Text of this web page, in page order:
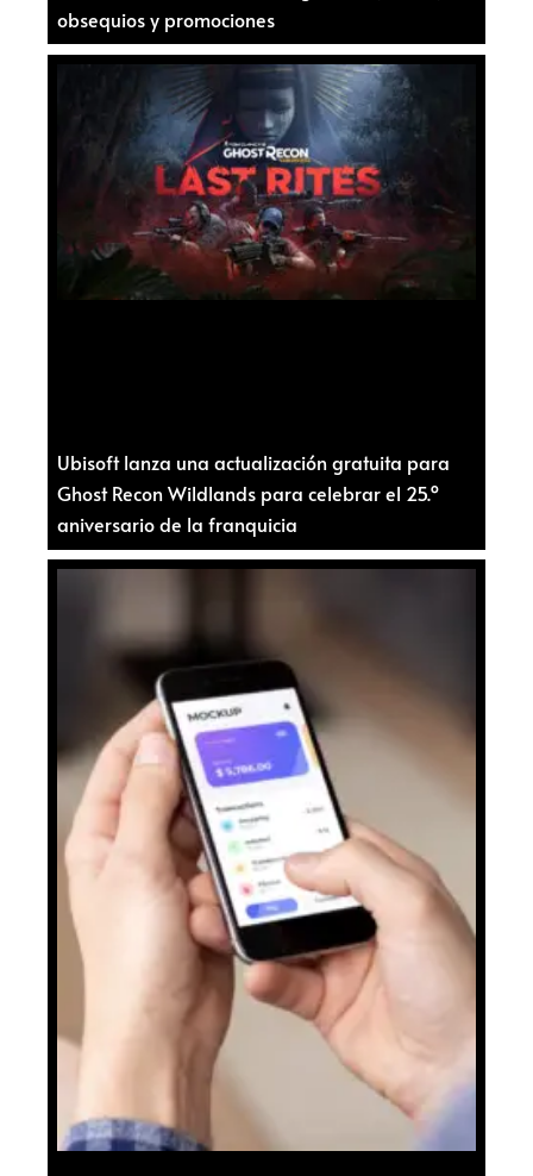
obsequios y promociones
Ubisoft lanza una actualización gratuita para
Ghost Recon Wildlands para celebrar el 25.º
aniversario de la franquicia